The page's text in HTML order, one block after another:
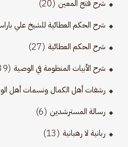
شرح فتح المعين (20)
شرح الحكم العطائية للشيخ علي
شرح الحكم العطائية (27)
شرح الأبيات المنظومة في الوصية (39)
رشفات أهل الكمال ونسمات أهل
رسالة المسترشدين (6)
ربانية لا رهبانية (13)